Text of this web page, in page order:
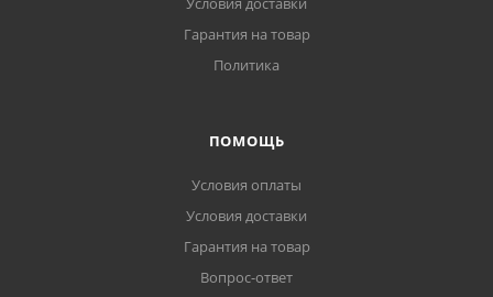
Гарантия на товар
Политика
ПОМОЩЬ
Условия оплаты
Условия доставки
Гарантия на товар
Вопрос-ответ